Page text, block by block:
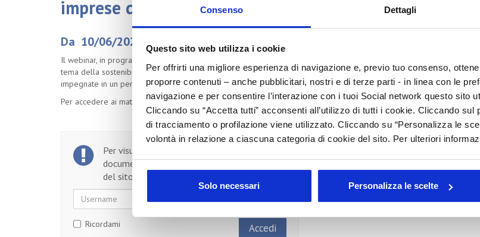
Consenso Dettagli
Questo sito web utilizza i cookie
Per offrirti una migliore esperienza di navigazione e, previo tuo consenso,
proporre contenuti – anche pubblicitari, nostri e di terze parti - in linea con le
navigazione e per consentire l’interazione con i tuoi Social network questo sito
Cliccando su “Accetta tutti” acconsenti all’utilizzo di tutti i cookie. Cliccando sul
di tracciamento o profilazione viene utilizzato. Cliccando su “Personalizza le
volontà in relazione a ciascuna categoria di cookie del sito. Per ulteriori
Solo necessari Personalizza le scelte
imprese del settore cosmetico"
Da 10/06/2021 a 10/06/2021
Il webinar, in programma giovedì 10 giugno è stato dedicato alla presentazione di un set di micro-servizi ideati sul
tema della sostenibilità. La novità arricchisce l'offerta 2021 di Cosmetica Italia Servizi a supporto delle aziende
impegnate in un percorso di miglioramento della sostenibilità aziendale e di prodotto.
Per accedere ai materilali scrivere alaura.corfini@cosmeticaitalia.it
Per visualizzare il testo completo del
documento, devi essere un utente registrato
del sito.
Username
Ricordami